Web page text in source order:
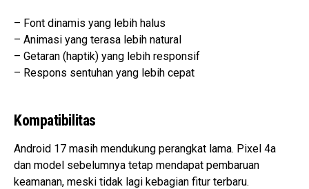
– Font dinamis yang lebih halus
– Animasi yang terasa lebih natural
– Getaran (haptik) yang lebih responsif
– Respons sentuhan yang lebih cepat
Kompatibilitas
Android 17 masih mendukung perangkat lama. Pixel 4a
dan model sebelumnya tetap mendapat pembaruan
keamanan, meski tidak lagi kebagian fitur terbaru.